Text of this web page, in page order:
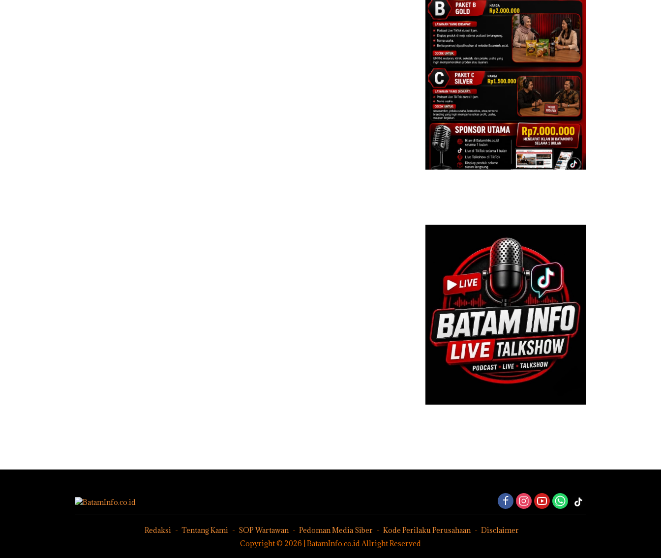
Redaksi Tentang Kami SOP Wartawan Pedoman Media Siber Kode Perilaku Perusahaan
Disclaimer
Copyright © 2026 | BatamInfo.co.id Allright Reserved